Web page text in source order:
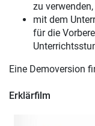
zu verwenden,
mit dem
für die
Eine Demoversion
Erklärfilm